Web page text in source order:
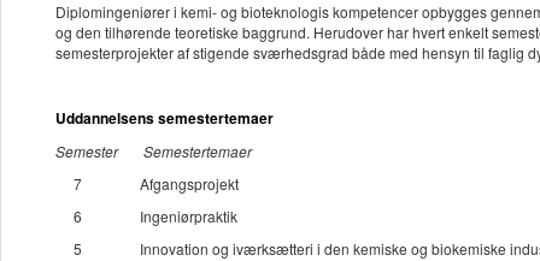
Diplomingeniører i kemi- og bioteknologis kompetencer opbygges
og den tilhørende teoretiske baggrund. Herudover har hvert enkelt
semesterprojekter af stigende sværhedsgrad både med hensyn til
Uddannelsens semestertemaer
Semester Semestertemaer
7 Afgangsprojekt
6 Ingeniørpraktik
5 Innovation og iværksætteri i den kemiske og biokemiske